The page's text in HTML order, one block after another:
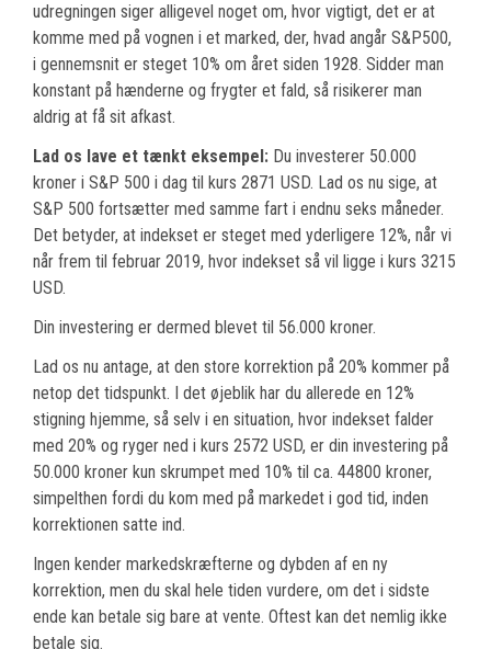
udregningen siger alligevel noget om, hvor vigtigt, det er at
komme med på vognen i et marked, der, hvad angår S&P500,
i gennemsnit er steget 10% om året siden 1928. Sidder man
konstant på hænderne og frygter et fald, så risikerer man
aldrig at få sit afkast.
Lad os lave et tænkt eksempel: Du investerer 50.000
kroner i S&P 500 i dag til kurs 2871 USD. Lad os nu sige, at
S&P 500 fortsætter med samme fart i endnu seks måneder.
Det betyder, at indekset er steget med yderligere 12%, når vi
når frem til februar 2019, hvor indekset så vil ligge i kurs 3215
USD.
Din investering er dermed blevet til 56.000 kroner.
Lad os nu antage, at den store korrektion på 20% kommer på
netop det tidspunkt. I det øjeblik har du allerede en 12%
stigning hjemme, så selv i en situation, hvor indekset falder
med 20% og ryger ned i kurs 2572 USD, er din investering på
50.000 kroner kun skrumpet med 10% til ca. 44800 kroner,
simpelthen fordi du kom med på markedet i god tid, inden
korrektionen satte ind.
Ingen kender markedskræfterne og dybden af en ny
korrektion, men du skal hele tiden vurdere, om det i sidste
ende kan betale sig bare at vente. Oftest kan det nemlig ikke
betale sig.